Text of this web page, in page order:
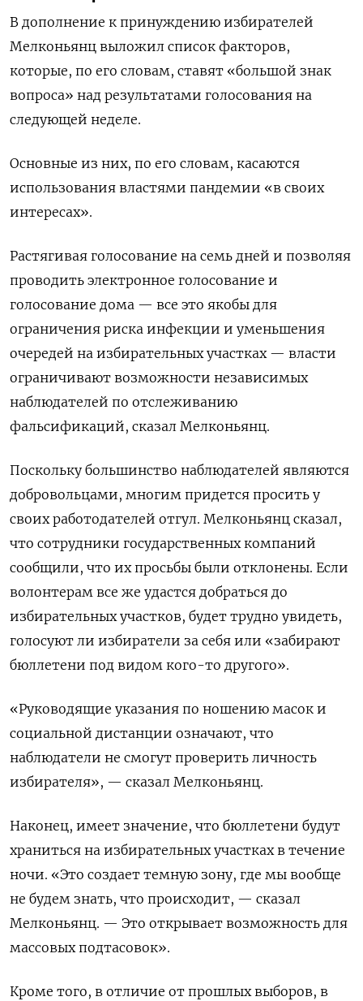
В дополнение к принуждению избирателей
Мелконьянц выложил список факторов,
которые, по его словам, ставят «большой знак
вопроса» над результатами голосования на
следующей неделе.
Основные из них, по его словам, касаются
использования властями пандемии «в своих
интересах».
Растягивая голосование на семь дней и позволяя
проводить электронное голосование и
голосование дома — все это якобы для
ограничения риска инфекции и уменьшения
очередей на избирательных участках — власти
ограничивают возможности независимых
наблюдателей по отслеживанию
фальсификаций, сказал Мелконьянц.
Поскольку большинство наблюдателей являются
добровольцами, многим придется просить у
своих работодателей отгул. Мелконьянц сказал,
что сотрудники государственных компаний
сообщили, что их просьбы были отклонены. Если
волонтерам все же удастся добраться до
избирательных участков, будет трудно увидеть,
голосуют ли избиратели за себя или «забирают
бюллетени под видом кого-то другого».
«Руководящие указания по ношению масок и
социальной дистанции означают, что
наблюдатели не смогут проверить личность
избирателя», — сказал Мелконьянц.
Наконец, имеет значение, что бюллетени будут
храниться на избирательных участках в течение
ночи. «Это создает темную зону, где мы вообще
не будем знать, что происходит, — сказал
Мелконьянц. — Это открывает возможность для
массовых подтасовок».
Кроме того, в отличие от прошлых выборов, в